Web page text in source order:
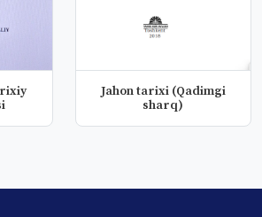
Jahon tarixi (Qadimgi
sharq)